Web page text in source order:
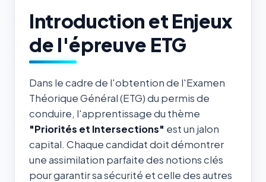
Introduction et Enjeux
de l'épreuve ETG
Dans le cadre de l'obtention de l'Examen
Théorique Général (ETG) du permis de
conduire, l'apprentissage du thème
"Priorités et Intersections" est un jalon
capital. Chaque candidat doit démontrer
une assimilation parfaite des notions clés
pour garantir sa sécurité et celle des autres